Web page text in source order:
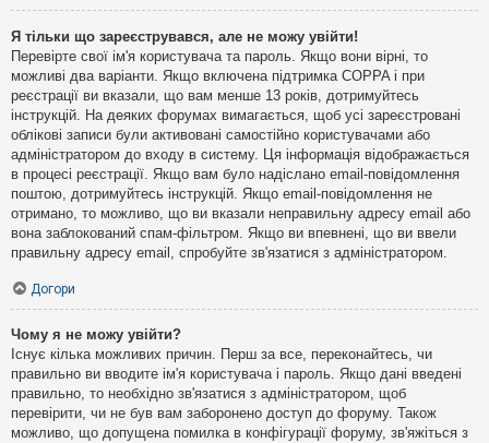
Я тільки що зареєструвався, але не можу увійти!
Перевірте свої ім'я користувача та пароль. Якщо вони вірні, то
можливі два варіанти. Якщо включена підтримка COPPA і при
реєстрації ви вказали, що вам менше 13 років, дотримуйтесь
інструкцій. На деяких форумах вимагається, щоб усі зареєстровані
облікові записи були активовані самостійно користувачами або
адміністратором до входу в систему. Ця інформація відображається
в процесі реєстрації. Якщо вам було надіслано email-повідомлення
поштою, дотримуйтесь інструкцій. Якщо email-повідомлення не
отримано, то можливо, що ви вказали неправильну адресу email або
вона заблокований спам-фільтром. Якщо ви впевнені, що ви ввели
правильну адресу email, спробуйте зв'язатися з адміністратором.
Догори
Чому я не можу увійти?
Існує кілька можливих причин. Перш за все, переконайтесь, чи
правильно ви вводите ім'я користувача і пароль. Якщо дані введені
правильно, то необхідно зв'язатися з адміністратором, щоб
перевірити, чи не був вам заборонено доступ до форуму. Також
можливо, що допущена помилка в конфігурації форуму, зв'яжіться з